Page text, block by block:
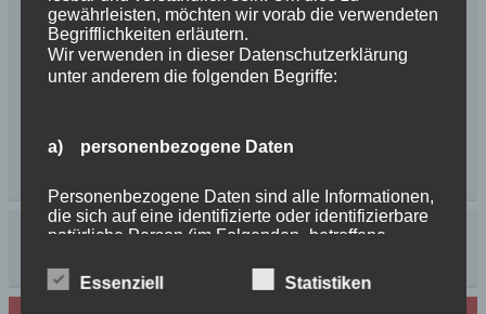
gewährleisten, möchten wir vorab die verwendeten
Begrifflichkeiten erläutern.
Wir verwenden in dieser Datenschutzerklärung
unter anderem die folgenden Begriffe:
a) personenbezogene Daten
Personenbezogene Daten sind alle Informationen,
die sich auf eine identifizierte oder identifizierbare
natürliche Person (im Folgenden „betroffene
natürliche Person angesehen, die direkt oder
indirekt, insbesondere mittels Zuordnung zu einer
Essenziell Statistiken